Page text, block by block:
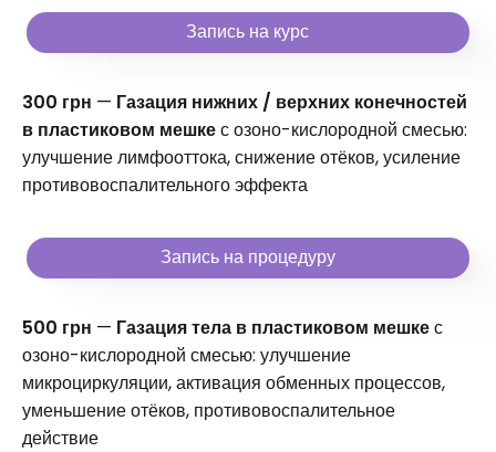
Запись на курс
300 грн — Газация нижних / верхних конечностей
в пластиковом мешкес озоно-кислородной смесью:
улучшение лимфооттока, снижение отёков, усиление
противовоспалительного эффекта
Запись на процедуру
500 грн — Газация тела в пластиковом мешкес
озоно-кислородной смесью: улучшение
микроциркуляции, активация обменных процессов,
уменьшение отёков, противовоспалительное
действие